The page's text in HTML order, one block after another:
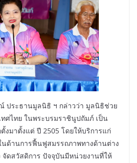
ประธานมูลนิธิ ฯ กล่าวว่า มูลนิธิช่วย
ศไทย ในพระบรมราชินูปถัมภ์ เป็น
งมาตั้งแต่ ปี 2505 โดยให้บริการแก่
ด้านการฟื้นฟูสมรรถภาพทางด้านต่าง
ดสวัสดิการ ปัจจุบันมีหน่วยงานที่ให้